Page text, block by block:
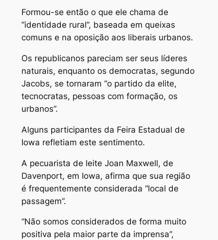
Formou-se então o que ele chama de
“identidade rural”, baseada em queixas
comuns e na oposição aos liberais urbanos.
Os republicanos pareciam ser seus líderes
naturais, enquanto os democratas, segundo
Jacobs, se tornaram “o partido da elite,
tecnocratas, pessoas com formação, os
urbanos”.
Alguns participantes da Feira Estadual de
Iowa refletiam este sentimento.
A pecuarista de leite Joan Maxwell, de
Davenport, em Iowa, afirma que sua região
é frequentemente considerada “local de
passagem”.
“Não somos considerados de forma muito
positiva pela maior parte da imprensa”,